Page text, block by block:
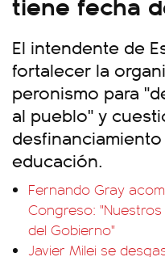
El intendente de
fortalecer la
peronismo para
al pueblo" y
educación.
Fernando Gray
Congreso:
del Gobierno"
Javier Milei se